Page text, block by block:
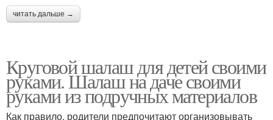
читать дальше →
Круговой шалаш для детей своими
руками. Шалаш на даче своими
руками из подручных материалов
Как правило, родители предпочитают организовывать